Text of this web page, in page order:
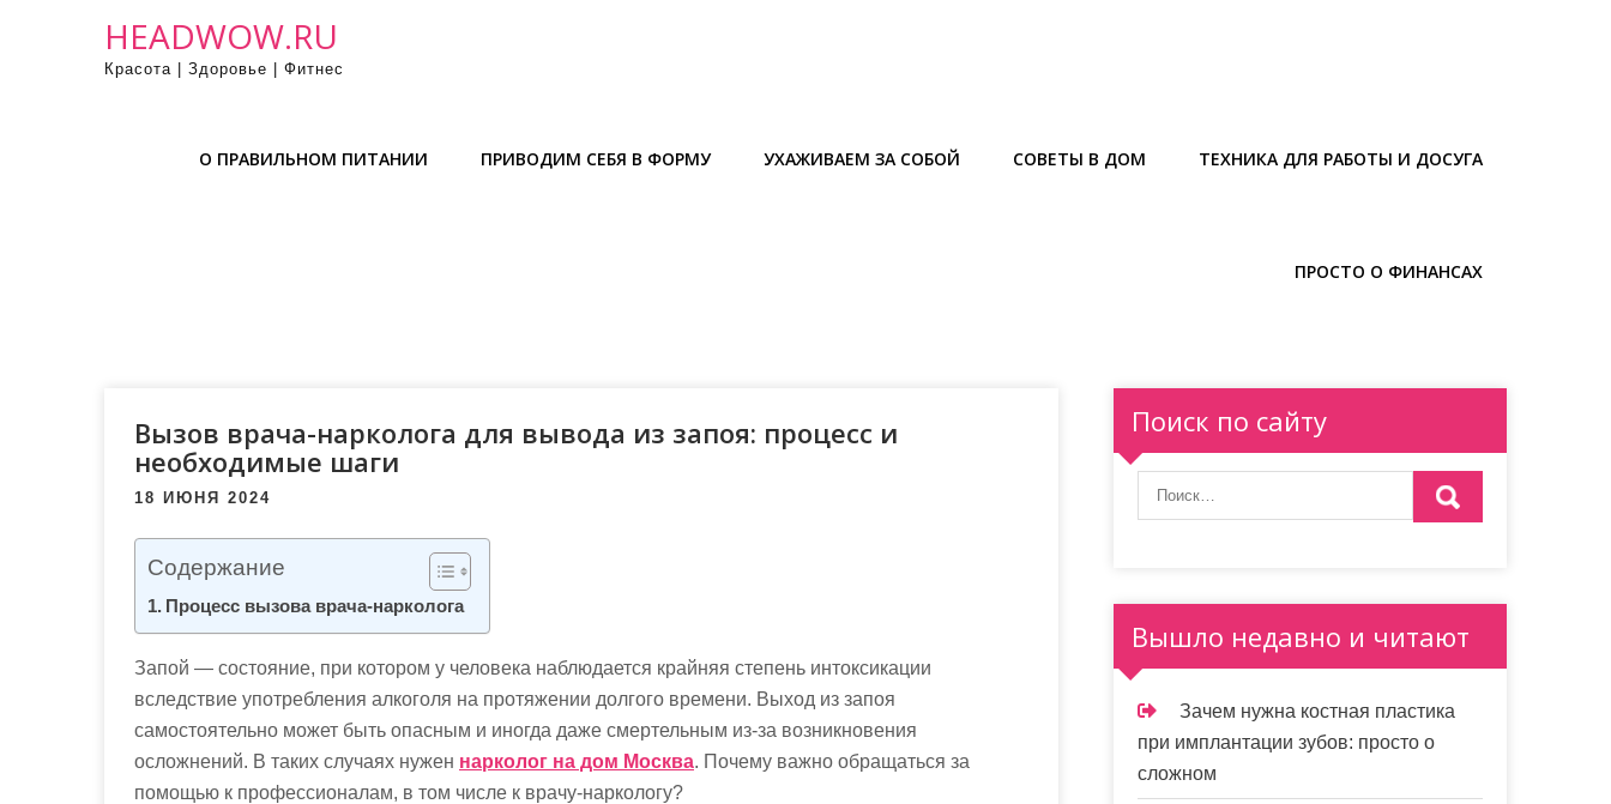
HEADWOW.RU
Красота | Здоровье | Фитнес
О ПРАВИЛЬНОМ ПИТАНИИ ПРИВОДИМ СЕБЯ В ФОРМУ УХАЖИВАЕМ ЗА СОБОЙ СОВЕТЫ В ДОМ ТЕХНИКА ДЛЯ РАБОТЫ И ДОСУГА
ПРОСТО О ФИНАНСАХ
Вызов врача-нарколога для вывода из запоя: процесс и
необходимые шаги
18 ИЮНЯ 2024
Содержание
Процесс вызова врача-нарколога
Запой — состояние, при котором у человека наблюдается крайняя степень интоксикации
вследствие употребления алкоголя на протяжении долгого времени. Выход из запоя
самостоятельно может быть опасным и иногда даже смертельным из-за возникновения
осложнений. В таких случаях нужен нарколог на дом Москва. Почему важно обращаться за
помощью к профессионалам, в том числе к врачу-наркологу?
Поиск по сайту
Вышло недавно и читают
Зачем нужна костная пластика
при имплантации зубов: просто о
сложном